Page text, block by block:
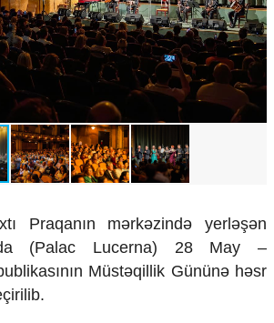
Praqanın mərkəzində yerləşən
(Palac Lucerna) 28 May –
Müstəqillik Gününə həsr